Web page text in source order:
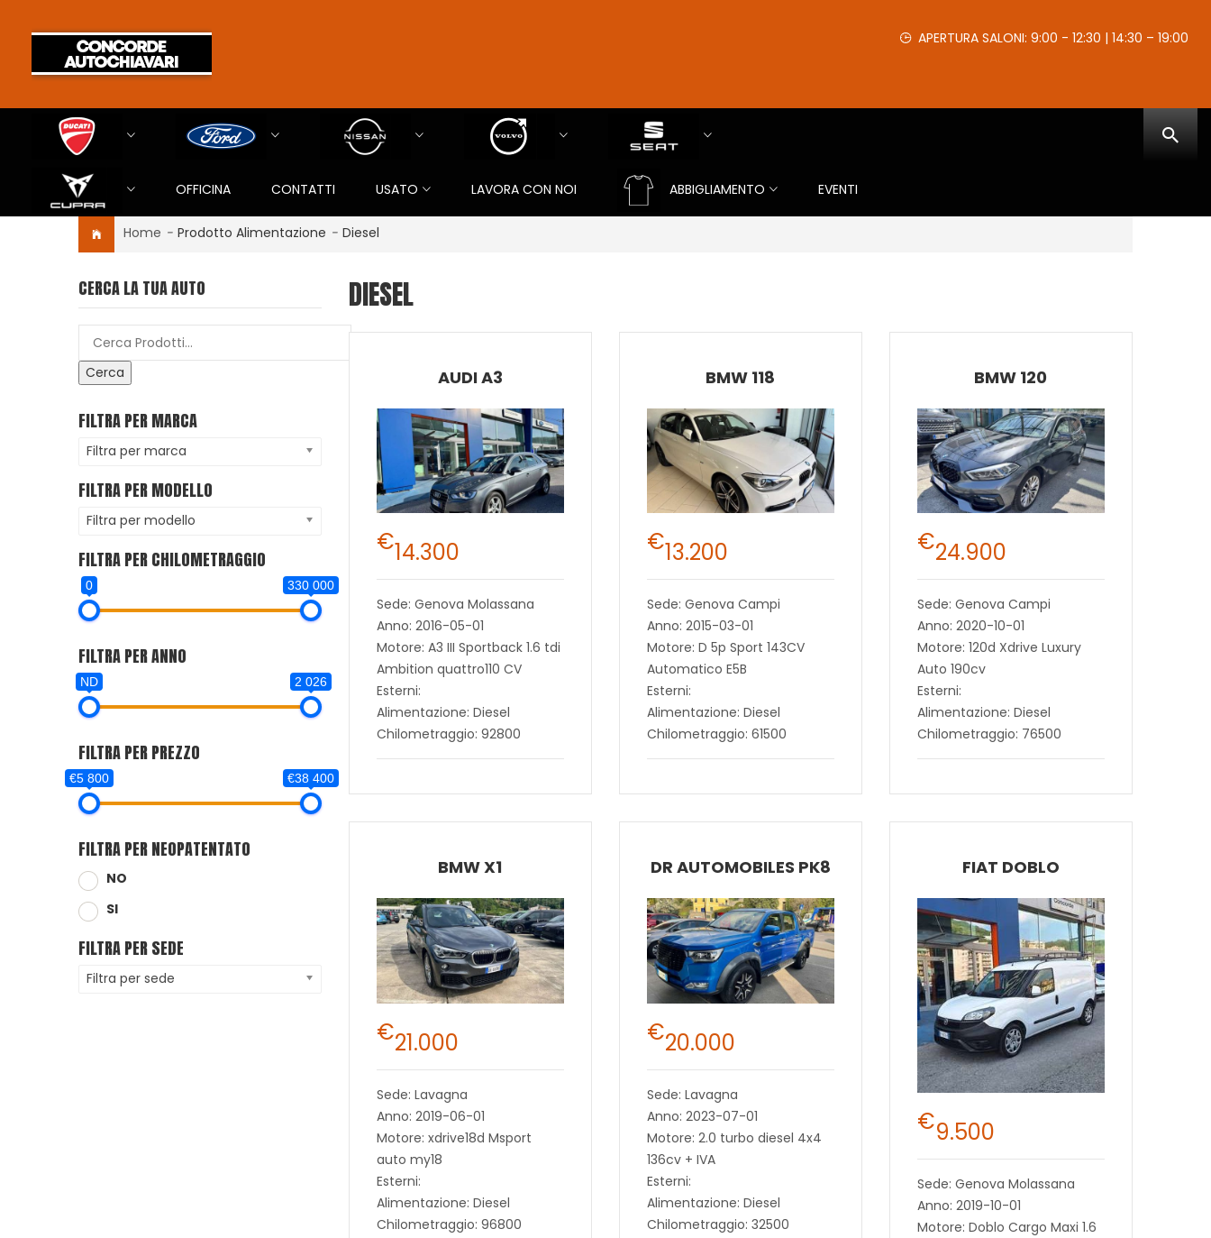
APERTURA SALONI: 9:00 - 12:30 | 14:30 – 19:00
OFFICINA CONTATTI USATO LAVORA CON NOI ABBIGLIAMENTO EVENTI
Home - Prodotto Alimentazione - Diesel
CERCA LA TUA AUTO
Cerca
FILTRA PER MARCA
Filtra per marca
FILTRA PER MODELLO
Filtra per modello
FILTRA PER CHILOMETRAGGIO
0 330 000
FILTRA PER ANNO
ND 2 026
FILTRA PER PREZZO
€5 800 €38 400
FILTRA PER NEOPATENTATO
NO
SI
FILTRA PER SEDE
Filtra per sede
DIESEL
AUDI A3
€14.300
Sede: Genova Molassana
Anno: 2016-05-01
Motore: A3 III Sportback 1.6 tdi
Ambition quattro110 CV
Esterni:
Alimentazione: Diesel
Chilometraggio: 92800
BMW 118
€13.200
Sede: Genova Campi
Anno: 2015-03-01
Motore: D 5p Sport 143CV
Automatico E5B
Esterni:
Alimentazione: Diesel
Chilometraggio: 61500
BMW 120
€24.900
Sede: Genova Campi
Anno: 2020-10-01
Motore: 120d Xdrive Luxury
Auto 190cv
Esterni:
Alimentazione: Diesel
Chilometraggio: 76500
BMW X1
€21.000
Sede: Lavagna
Anno: 2019-06-01
Motore: xdrive18d Msport
auto my18
Esterni:
Alimentazione: Diesel
Chilometraggio: 96800
DR AUTOMOBILES PK8
€20.000
Sede: Lavagna
Anno: 2023-07-01
Motore: 2.0 turbo diesel 4x4
136cv + IVA
Esterni:
Alimentazione: Diesel
Chilometraggio: 32500
FIAT DOBLO
€9.500
Sede: Genova Molassana
Anno: 2019-10-01
Motore: Doblo Cargo Maxi 1.6